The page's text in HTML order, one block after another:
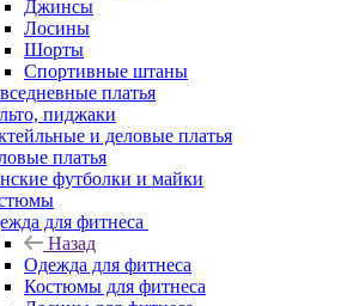
Джинсы
Лосины
Шорты
Спортивные штаны
платья
пиджаки
и деловые платья
платья
футболки и майки
для фитнеса
Назад
Одежда для фитнеса
Костюмы для фитнеса